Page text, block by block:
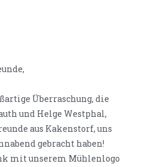
Überraschung, die
und Helge Westphal,
aus Kakenstorf, uns
gebracht haben!
mit unserem Mühlenlogo